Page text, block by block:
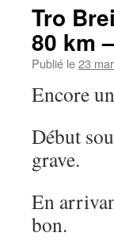
Tro
80 km
Publié le23
Encore
Début
grave.
En
bon.